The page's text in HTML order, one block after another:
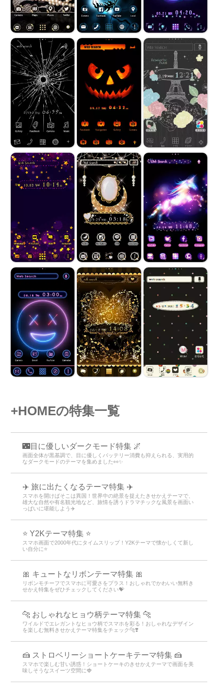
+HOMEの特集一覧
🌃目に優しいダークモード特集 🌌
画面全体が黒基調で、目に優しくバッテリー消費も抑えられる、実用的
なダークモードのテーマを集めました👀✨
✈️ 旅に出たくなるテーマ特集 ✈️
スマホを開けばそこは異国！世界中の絶景を捉えたきせかえテーマで、
雄大な自然や有名観光地など、旅情を誘うドラマチックな風景を画面い
っぱいに堪能しよう✈️
⭐ Y2Kテーマ特集 ⭐
スマホ画面で2000年代にタイムスリップ！Y2Kテーマで懐かしくて新し
い自分に⭐
🎀 キュートなリボンテーマ特集 🎀
リボンモチーフでスマホに可愛さをプラス！おしゃれでかわいい無料き
せかえ特集をぜひチェックしてください💝
🐆 おしゃれなヒョウ柄テーマ特集 🐆
ワイルドでエレガントなヒョウ柄でスマホを彩る！おしゃれなデザイン
を楽しむ無料きせかえテーマ特集をチェック🐆❣️
🍰 ストロベリーショートケーキテーマ特集 🍰
スマホで楽しむ甘い誘惑！ショートケーキのきせかえテーマで画面を美
味しそうなスイーツ空間に🍓